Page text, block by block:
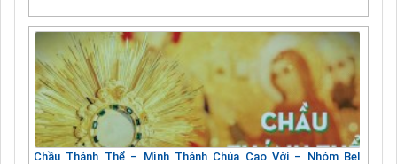
Chầu Thánh Thể – Mình Thánh Chúa Cao Vời – Nhóm Bel